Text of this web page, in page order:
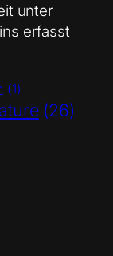
unter
erfasst
(1)
(26)